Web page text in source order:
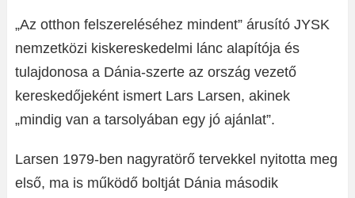
„Az otthon felszereléséhez mindent” árusító JYSK
nemzetközi kiskereskedelmi lánc alapítója és
tulajdonosa a Dánia-szerte az ország vezető
kereskedőjeként ismert Lars Larsen, akinek
„mindig van a tarsolyában egy jó ajánlat”.
Larsen 1979-ben nagyratörő tervekkel nyitotta meg
első, ma is működő boltját Dánia második